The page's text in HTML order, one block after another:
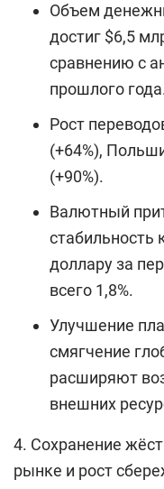
Объем
достиг $6,5
сравнению с
прошлого
Рост
(+64%),
(+90%).
Валютный
стабильность
доллару за
всего 1,8%.
Улучшение
смягчение
расширяют
внешних
4. Сохранение
рынке и рост